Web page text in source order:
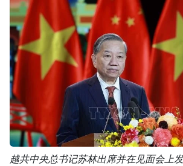
越共中央总书记苏林出席并在见面会上